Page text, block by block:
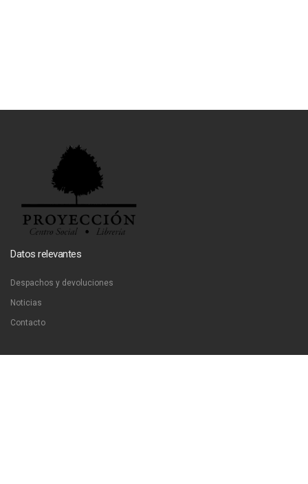
Datos relevantes
Despachos y devoluciones
Noticias
Contacto
Contáctanos